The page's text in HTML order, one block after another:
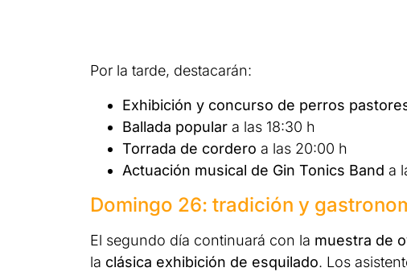
Por la tarde, destacarán:
Exhibición y concurso de perros
Ballada popular a las 18:30 h
Torrada de cordero a las 20:00 h
Actuación musical de Gin Tonics Band a
Domingo 26: tradición y
El segundo día continuará con la muestra de
la clásica exhibición de esquilado. Los